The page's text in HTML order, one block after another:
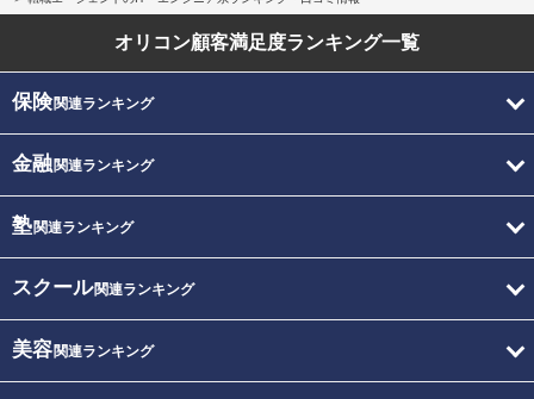
オリコン顧客満足度ランキング一覧
保険関連ランキング
金融関連ランキング
塾関連ランキング
スクール関連ランキング
美容関連ランキング